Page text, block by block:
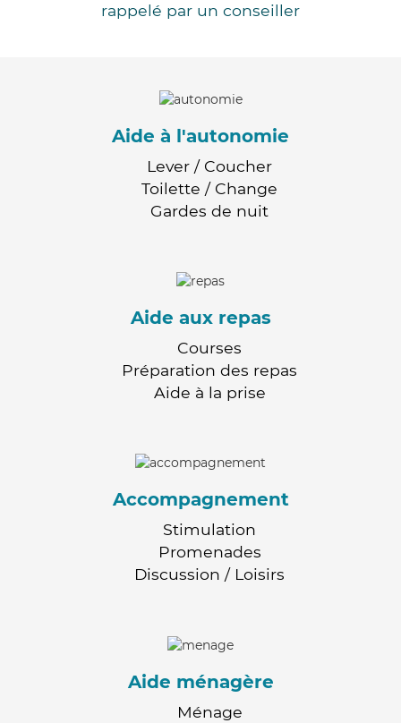
rappelé par un conseiller
Aide à l'autonomie
Lever / Coucher
Toilette / Change
Gardes de nuit
Aide aux repas
Courses
Préparation des repas
Aide à la prise
Accompagnement
Stimulation
Promenades
Discussion / Loisirs
Aide ménagère
Ménage